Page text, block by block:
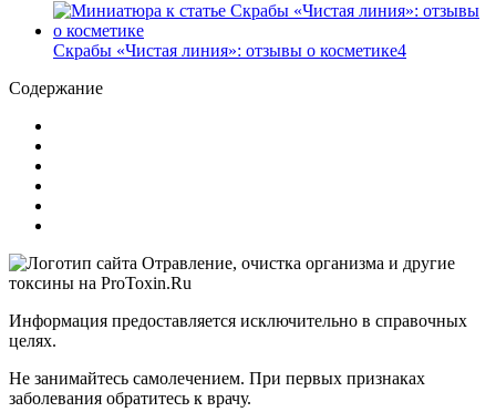
Скрабы «Чистая линия»: отзывы о косметике4
Содержание
Информация предоставляется исключительно в справочных
целях.
Не занимайтесь самолечением. При первых признаках
заболевания обратитесь к врачу.